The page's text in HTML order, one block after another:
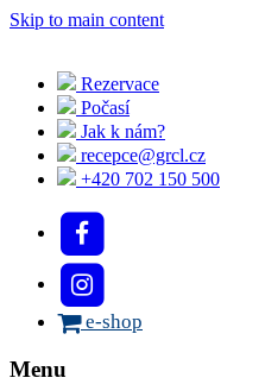
Skip to main content
Rezervace
Počasí
Jak k nám?
recepce@grcl.cz
+420 702 150 500
e-shop
Menu